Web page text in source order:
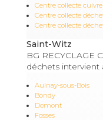
Centre collecte cuivre
Centre collecte
Centre collecte
Saint-Witz
BG RECYCLAGE
déchets intervient
Aulnay-sous-Bois
Bondy
Domont
Fosses